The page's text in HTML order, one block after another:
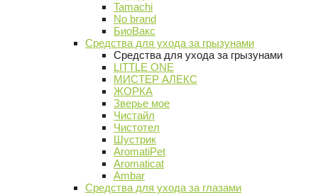
Tamachi
No brand
БиоВакс
Средства для ухода за грызунами
Средства для ухода за грызунами
LITTLE ONE
МИСТЕР АЛЕКС
ЖОРКА
Зверье мое
Чистайл
Чистотел
Шустрик
AromatiPet
Aromaticat
Ambar
Средства для ухода за глазами